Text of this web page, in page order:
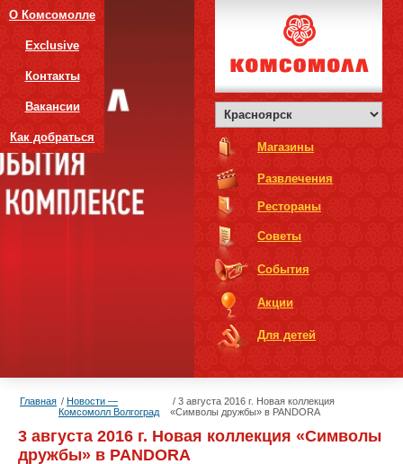
О Комсомолле
Exclusive
Контакты
Вакансии
Как добраться
Магазины
Развлечения
Рестораны
Советы
События
Акции
Для детей
Главная
Новости —
Комсомолл Волгоград
3 августа 2016 г. Новая коллекция
«Символы дружбы» в PANDORA
3 августа 2016 г. Новая коллекция «Символы
дружбы» в PANDORA